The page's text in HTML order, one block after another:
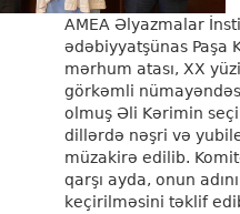
AMEA Əlyazmalar
ədəbiyyatşünas Paşa
mərhum atası, XX
görkəmli
olmuş Əli Kərimin
dillərdə nəşri və
müzakirə edilib.
qarşı ayda, onun
keçirilməsini təklif